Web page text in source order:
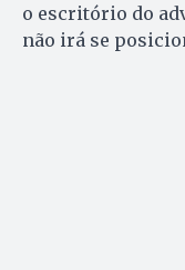
o escritório do
não irá se